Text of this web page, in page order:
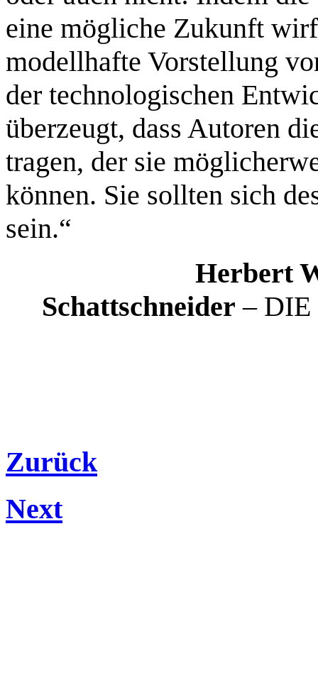
eine mögliche Zukunft
modellhafte Vorstellung
der technologischen
überzeugt, dass Autoren
tragen, der sie
können. Sie sollten sich
sein.“
Herbert
Schattschneider – DIE
Zurück
Next